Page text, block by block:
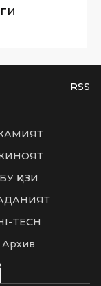
RSS
БУ ҚИЗИҚ
TECH
Архив